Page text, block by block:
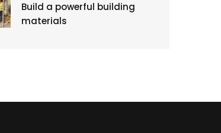
Build a powerful building
materials